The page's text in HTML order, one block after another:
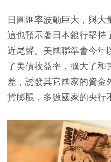
日圓匯率波動巨大，與大
這也預示著日本銀行堅
近尾聲。美國聯準會今年
了美債收益率，擴大了
差，誘發其它國家的資金
貨膨脹，多數國家的央行